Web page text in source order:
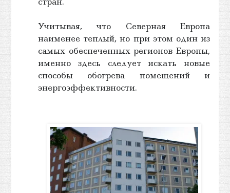
Учитывая, что Северная Европа
наименее теплый, но при этом один из
самых обеспеченных регионов Европы,
именно здесь следует искать новые
способы обогрева помещений и
энергоэффективности.